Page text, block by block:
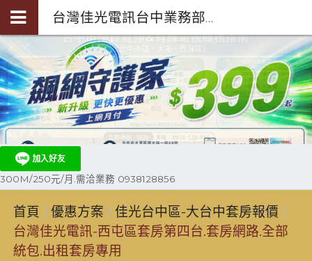
台灣佳光電訊台中業務部陳聖閎-第四台光纖裝機0938-128-856
300M/250元/月.需洽業務 0938128856
首頁 優惠方案
佳光台中區-大台中套房報價
台灣佳光電訊-西屯區套房第四台.套房網路.全部
統包.出租套房專用